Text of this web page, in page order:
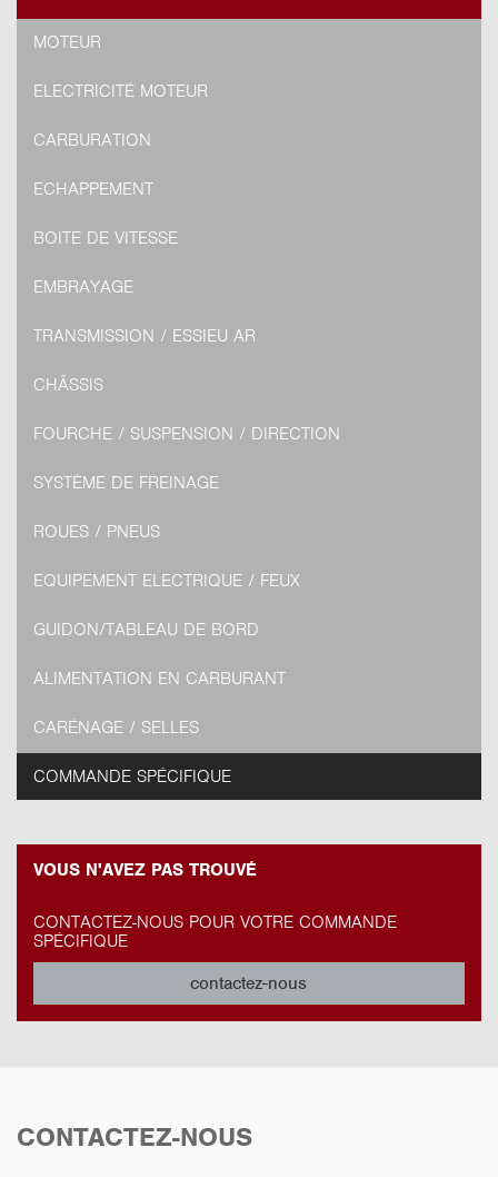
MOTEUR
ELECTRICITÉ MOTEUR
CARBURATION
ECHAPPEMENT
BOITE DE VITESSE
EMBRAYAGE
TRANSMISSION / ESSIEU AR
CHÂSSIS
FOURCHE / SUSPENSION / DIRECTION
SYSTÈME DE FREINAGE
ROUES / PNEUS
EQUIPEMENT ELECTRIQUE / FEUX
GUIDON/TABLEAU DE BORD
ALIMENTATION EN CARBURANT
CARÉNAGE / SELLES
COMMANDE SPÉCIFIQUE
VOUS N'AVEZ PAS TROUVÉ
CONTACTEZ-NOUS POUR VOTRE COMMANDE
SPÉCIFIQUE
contactez-nous
CONTACTEZ-NOUS